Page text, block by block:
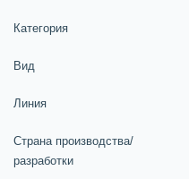
Категория
Вид
Линия
Страна производства/
разработки